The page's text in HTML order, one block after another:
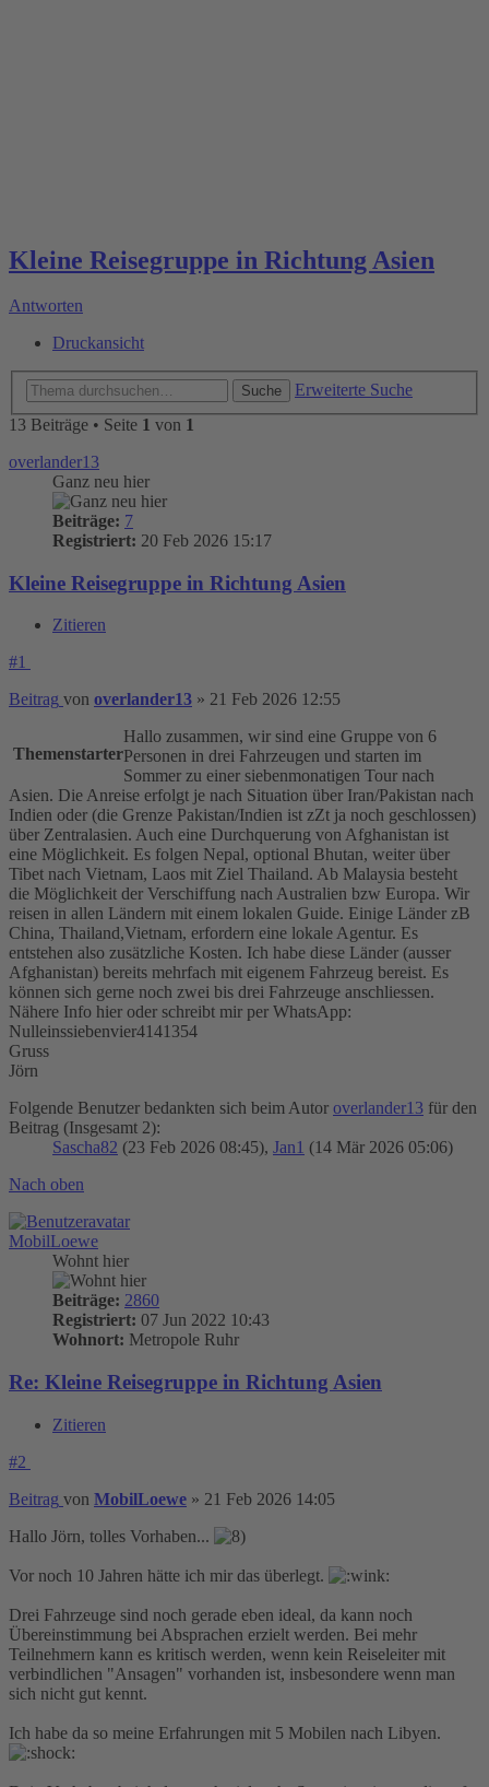
Kleine Reisegruppe in Richtung Asien
Antworten
Druckansicht
Suche
Erweiterte Suche
13 Beiträge • Seite 1 von 1
overlander13
Ganz neu hier
Beiträge: 7
Registriert: 20 Feb 2026 15:17
Kleine Reisegruppe in Richtung Asien
Zitieren
#1
Beitrag von overlander13 » 21 Feb 2026 12:55
Themenstarter
Hallo zusammen, wir sind eine Gruppe von 6
Personen in drei Fahrzeugen und starten im
Sommer zu einer siebenmonatigen Tour nach
Asien. Die Anreise erfolgt je nach Situation über Iran/Pakistan nach
Indien oder (die Grenze Pakistan/Indien ist zZt ja noch geschlossen)
über Zentralasien. Auch eine Durchquerung von Afghanistan ist
eine Möglichkeit. Es folgen Nepal, optional Bhutan, weiter über
Tibet nach Vietnam, Laos mit Ziel Thailand. Ab Malaysia besteht
die Möglichkeit der Verschiffung nach Australien bzw Europa. Wir
reisen in allen Ländern mit einem lokalen Guide. Einige Länder zB
China, Thailand,Vietnam, erfordern eine lokale Agentur. Es
entstehen also zusätzliche Kosten. Ich habe diese Länder (ausser
Afghanistan) bereits mehrfach mit eigenem Fahrzeug bereist. Es
können sich gerne noch zwei bis drei Fahrzeuge anschliessen.
Nähere Info hier oder schreibt mir per WhatsApp:
Nulleinssiebenvier4141354
Gruss
Jörn
Folgende Benutzer bedankten sich beim Autor overlander13 für den
Beitrag (Insgesamt 2):
Sascha82 (23 Feb 2026 08:45), Jan1 (14 Mär 2026 05:06)
Nach oben
MobilLoewe
Wohnt hier
Beiträge: 2860
Registriert: 07 Jun 2022 10:43
Wohnort: Metropole Ruhr
Re: Kleine Reisegruppe in Richtung Asien
Zitieren
#2
Beitrag von MobilLoewe » 21 Feb 2026 14:05
Hallo Jörn, tolles Vorhaben...
Vor noch 10 Jahren hätte ich mir das überlegt.
Drei Fahrzeuge sind noch gerade eben ideal, da kann noch
Übereinstimmung bei Absprachen erzielt werden. Bei mehr
Teilnehmern kann es kritisch werden, wenn kein Reiseleiter mit
verbindlichen "Ansagen" vorhanden ist, insbesondere wenn man
sich nicht gut kennt.
Ich habe da so meine Erfahrungen mit 5 Mobilen nach Libyen.